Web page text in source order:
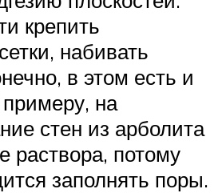
крепить
набивать
в этом есть и
на
стен из арболита
раствора, потому
заполнять поры.